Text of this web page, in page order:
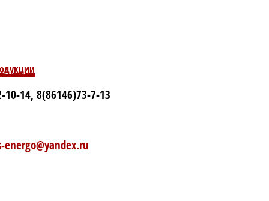
10-14, 8(86146)73-7-13
energo@yandex.ru